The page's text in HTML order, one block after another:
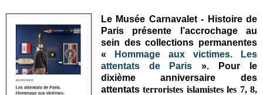
Le Musée Carnavalet - Histoire de
Paris présente l’accrochage au
sein des collections permanentes
«
Hommage aux victimes. Les
attentats de Paris ». Pour le
dixième anniversaire des
attentatsterroristes islamistes les 7, 8,